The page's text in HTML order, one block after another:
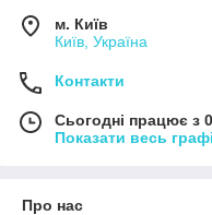
м. Київ
Київ, Україна
Контакти
Сьогодні працює з
Показати весь
Про нас